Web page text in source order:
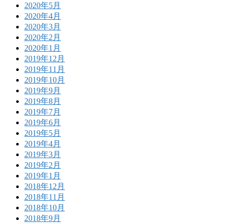
2020年5月
2020年4月
2020年3月
2020年2月
2020年1月
2019年12月
2019年11月
2019年10月
2019年9月
2019年8月
2019年7月
2019年6月
2019年5月
2019年4月
2019年3月
2019年2月
2019年1月
2018年12月
2018年11月
2018年10月
2018年9月